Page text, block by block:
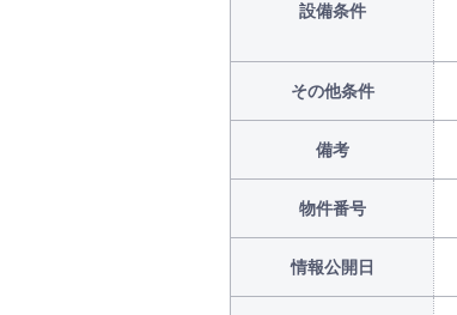
設備条件
その他条件
備考
物件番号
情報公開日